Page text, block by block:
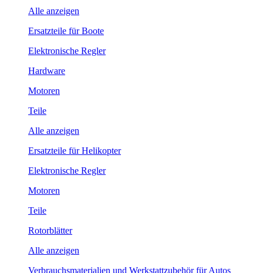
Alle anzeigen
Ersatzteile für Boote
Elektronische Regler
Hardware
Motoren
Teile
Alle anzeigen
Ersatzteile für Helikopter
Elektronische Regler
Motoren
Teile
Rotorblätter
Alle anzeigen
Verbrauchsmaterialien und Werkstattzubehör für Autos